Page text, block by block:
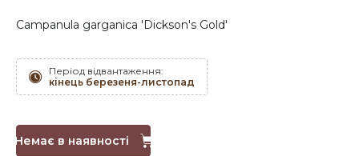
Campanula garganica 'Dickson's Gold'
Період відвантаження:
кінець березеня-листопад
Немає в наявності